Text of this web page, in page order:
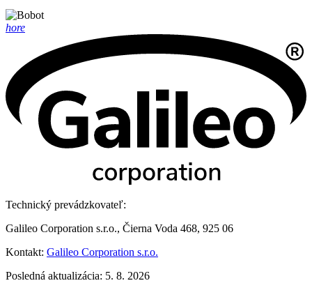
hore
Technický prevádzkovateľ:
Galileo Corporation s.r.o., Čierna Voda 468, 925 06
Kontakt: Galileo Corporation s.r.o.
Posledná aktualizácia: 5. 8. 2026